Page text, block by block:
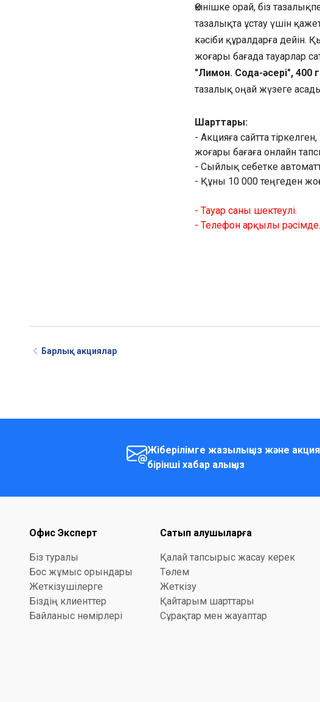
Өкінішке орай, біз
тазалықта ұстау үшін
кәсіби құралдарға дейін.
жоғары бағада тауарлар
"Лимон. Сода-әсері", 400
тазалық оңай жүзеге
Шарттары:
- Акцияға сайтта
жоғары бағаға онлайн
- Сыйлық себетке
- Құны 10 000 теңгеден
- Тауар саны шектеулі.
- Телефон арқылы
Барлық акциялар
Жіберілімге жазылыңыз және
бірінші хабар алыңыз
Офис Эксперт
Біз туралы
Бос жұмыс орындары
Жеткізушілерге
Біздің клиенттер
Байланыс нөмірлері
Сатып алушыларға
Қалай тапсырыс жасау керек
Төлем
Жеткізу
Қайтарым шарттары
Сұрақтар мен жауаптар